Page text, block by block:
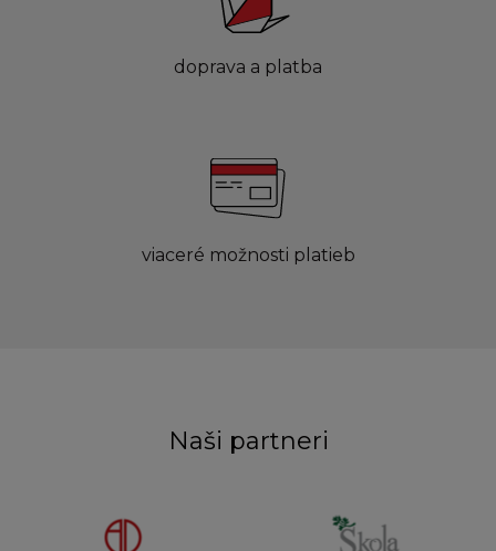
doprava a platba
viaceré možnosti platieb
Naši partneri